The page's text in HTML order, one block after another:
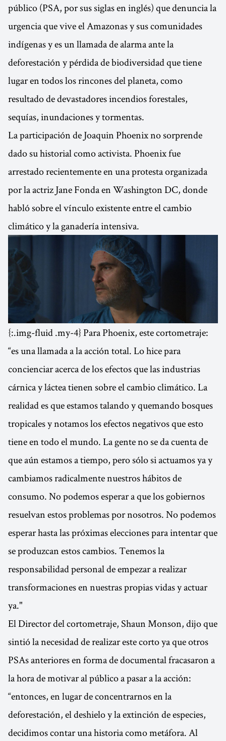
público (PSA, por sus siglas en inglés) que denuncia la
urgencia que vive el Amazonas y sus comunidades
indígenas y es un llamada de alarma ante la
deforestación y pérdida de biodiversidad que tiene
lugar en todos los rincones del planeta, como
resultado de devastadores incendios forestales,
sequías, inundaciones y tormentas.
La participación de Joaquin Phoenix no sorprende
dado su historial como activista. Phoenix fue
arrestado recientemente en una protesta organizada
por la actriz Jane Fonda en Washington DC, donde
habló sobre el vínculo existente entre el cambio
climático y la ganadería intensiva.
{:.img-fluid .my-4} Para Phoenix, este cortometraje:
“es una llamada a la acción total. Lo hice para
concienciar acerca de los efectos que las industrias
cárnica y láctea tienen sobre el cambio climático. La
realidad es que estamos talando y quemando bosques
tropicales y notamos los efectos negativos que esto
tiene en todo el mundo. La gente no se da cuenta de
que aún estamos a tiempo, pero sólo si actuamos ya y
cambiamos radicalmente nuestros hábitos de
consumo. No podemos esperar a que los gobiernos
resuelvan estos problemas por nosotros. No podemos
esperar hasta las próximas elecciones para intentar que
se produzcan estos cambios. Tenemos la
responsabilidad personal de empezar a realizar
transformaciones en nuestras propias vidas y actuar
ya."
El Director del cortometraje, Shaun Monson, dijo que
sintió la necesidad de realizar este corto ya que otros
PSAs anteriores en forma de documental fracasaron a
la hora de motivar al público a pasar a la acción:
“entonces, en lugar de concentrarnos en la
deforestación, el deshielo y la extinción de especies,
decidimos contar una historia como metáfora. Al